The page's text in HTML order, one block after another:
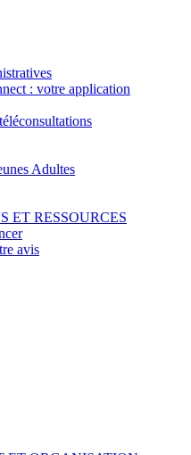
: votre application
Adultes
ET RESSOURCES
avis